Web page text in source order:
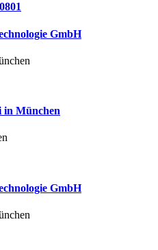
GmbH
in München
GmbH